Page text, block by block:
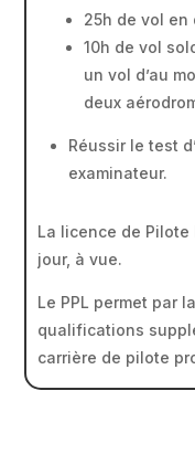
25h de vol en
10h de vol
un vol d’au
deux
Réussir le test
examinateur.
La licence de Pilote
jour, à vue.
Le PPL permet par
qualifications
carrière de pilote